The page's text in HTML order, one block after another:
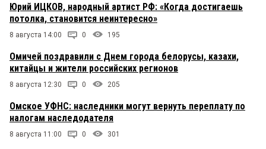
Юрий ИЦКОВ, народный артист РФ: «Когда достигаешь
потолка, становится неинтересно»
8 августа 14:00 0 195
Омичей поздравили с Днем города белорусы, казахи,
китайцы и жители российских регионов
8 августа 12:30 0 205
Омское УФНС: наследники могут вернуть переплату по
налогам наследодателя
8 августа 11:00 0 301